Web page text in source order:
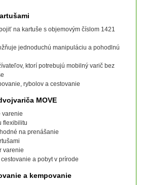
na kartuše s objemovým číslom 1421
jednoduchú manipuláciu a pohodlnú
ktorí potrebujú mobilný varič bez
rybolov a cestovanie
MOVE
varenie
flexibilitu
na prenášanie
varenie
a pobyt v prírode
a kempovanie